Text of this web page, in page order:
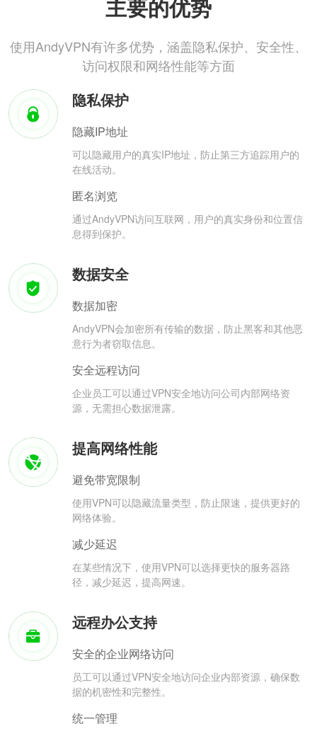
主要的优势
使用AndyVPN有许多优势，涵盖隐私保护、安全性、
访问权限和网络性能等方面
隐私保护
隐藏IP地址
可以隐藏用户的真实IP地址，防止第三方追踪用户的
在线活动。
匿名浏览
通过AndyVPN访问互联网，用户的真实身份和位置信
息得到保护。
数据安全
数据加密
AndyVPN会加密所有传输的数据，防止黑客和其他恶
意行为者窃取信息。
安全远程访问
企业员工可以通过VPN安全地访问公司内部网络资
源，无需担心数据泄露。
提高网络性能
避免带宽限制
使用VPN可以隐藏流量类型，防止限速，提供更好的
网络体验。
减少延迟
在某些情况下，使用VPN可以选择更快的服务器路
径，减少延迟，提高网速。
远程办公支持
安全的企业网络访问
员工可以通过VPN安全地访问企业内部资源，确保数
据的机密性和完整性。
统一管理